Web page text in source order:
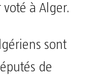
à Alger.
sont
de